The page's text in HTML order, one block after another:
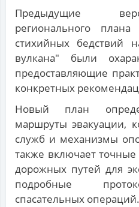
Предыдущие
регионального
стихийных бедствий
вулкана" были
предоставляющие
конкретных
Новый план
маршруты эвакуации,
служб и механизмы
также включает точные
дорожных путей для
подробные
спасательных операций.